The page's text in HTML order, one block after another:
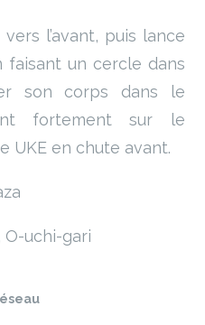
l’avant, puis lance
faisant un cercle dans
son corps dans le
fortement sur le
UKE en chute avant.
O-uchi-gari